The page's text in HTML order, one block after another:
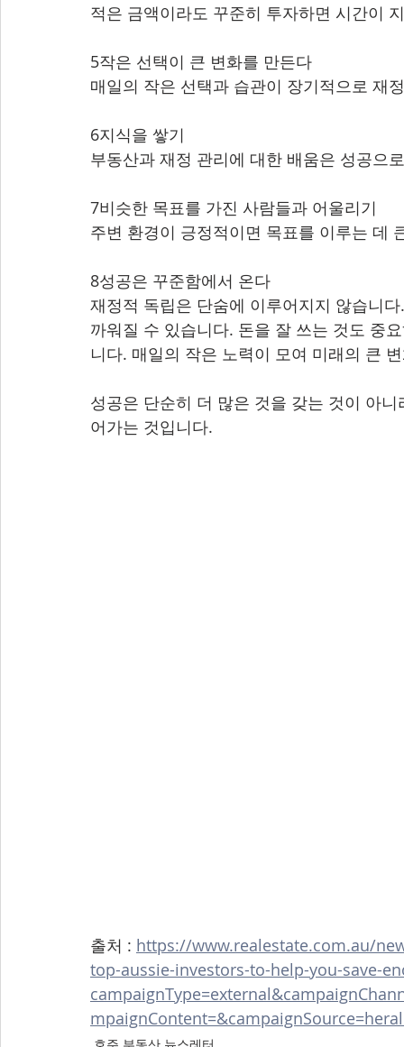
적은 금액이라도 꾸준히 투자하면 시간이
5작은 선택이 큰 변화를 만든다
매일의 작은 선택과 습관이 장기적으로 재
6지식을 쌓기
부동산과 재정 관리에 대한 배움은 성공으
7비슷한 목표를 가진 사람들과 어울리기
주변 환경이 긍정적이면 목표를 이루는 데
8성공은 꾸준함에서 온다
재정적 독립은 단숨에 이루어지지 않습니
까워질 수 있습니다. 돈을 잘 쓰는 것도 중
니다. 매일의 작은 노력이 모여 미래의 큰
성공은 단순히 더 많은 것을 갖는 것이 아
어가는 것입니다.
출처 : https://www.realestate.com.au/
top-aussie-investors-to-help-you-save-
호주 부동산 뉴스레터